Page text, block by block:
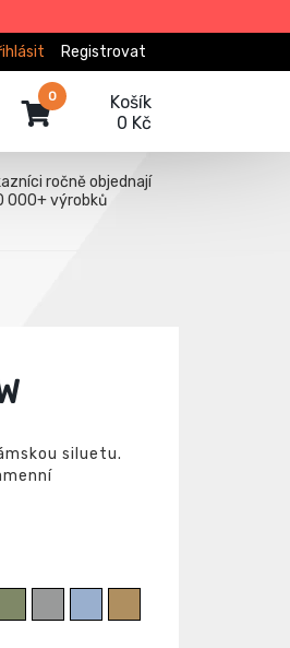
Registrovat
Košík
0 Kč
0
ročně objednají
000+ výrobků
siluetu.